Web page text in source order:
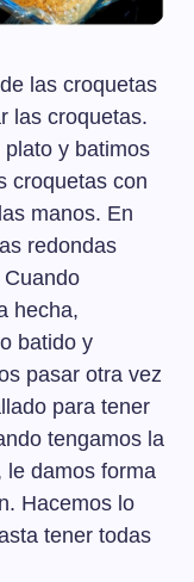
las croquetas
las croquetas.
y batimos
croquetas con
manos. En
redondas
hecha,
batido y
pasar otra vez
para tener
tengamos la
le damos forma
Hacemos lo
tener todas